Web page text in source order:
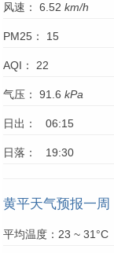
风速： 6.52 km/h
PM25： 15
AQI： 22
气压： 91.6 kPa
日出： 06:15
日落： 19:30
黄平天气预报一周
平均温度：23 ~ 31°C